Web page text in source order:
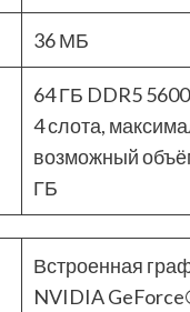
36 МБ
64 ГБ DDR5
4 слота,
возможный
ГБ
Встроенная
NVIDIA